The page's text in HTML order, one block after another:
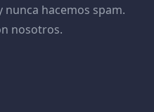
nunca hacemos spam.
nosotros.